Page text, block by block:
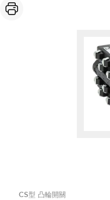
CS型 凸輪開關